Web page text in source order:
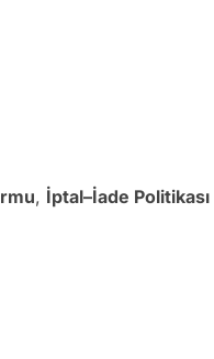
, İptal–İade Politikası